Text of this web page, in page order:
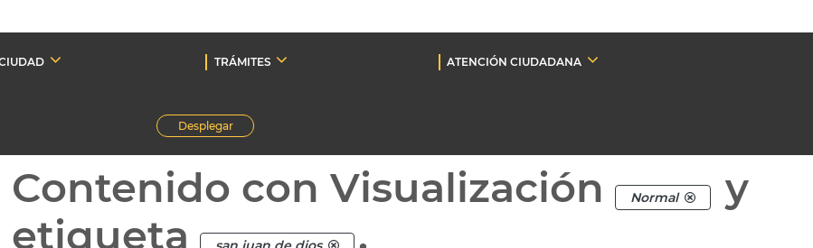
TRÁMITES
ATENCIÓN CIUDADANA
Desplegar
Contenido con Visualización Normal
y
etiqueta
.